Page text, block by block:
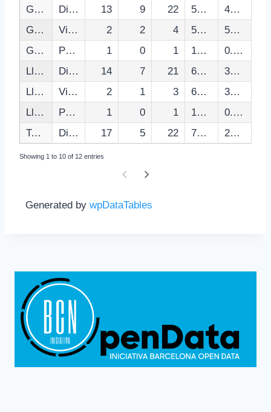
Girona
Diputat/da 13 9 22 59.09%
40.91%
Girona
Vicepresidencia 2 2 4 50.00%
50.00%
Girona
Presidencia 1 0 1 100.00%
0.00%
Lleida
Diputat/da 14 7 21 66.67%
33.33%
Lleida
Vicepresidencia 2 1 3 66.67%
33.33%
Lleida
Presidencia 1 0 1 100.00%
0.00%
Tarragona
Diputat/da 17 5 22 77.27% 22.73%
Showing 1 to 10 of 12 entries
Generated by wpDataTables